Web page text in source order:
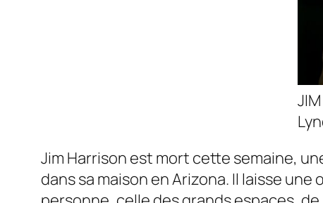
Jim Harrison est mort cette semaine,
dans sa maison en Arizona. Il laisse